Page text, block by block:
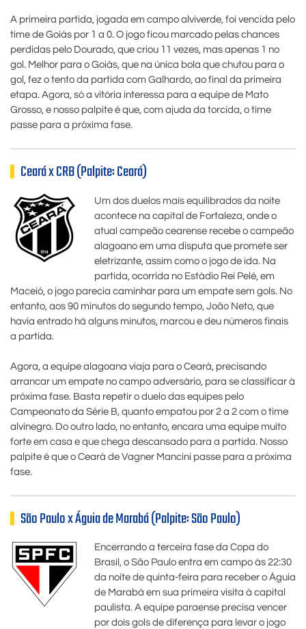
A primeira partida, jogada em campo alviverde, foi vencida pelo
time de Goiás por 1 a 0. O jogo ficou marcado pelas chances
perdidas pelo Dourado, que criou 11 vezes, mas apenas 1 no
gol. Melhor para o Goiás, que na única bola que chutou para o
gol, fez o tento da partida com Galhardo, ao final da primeira
etapa. Agora, só a vitória interessa para a equipe de Mato
Grosso, e nosso palpite é que, com ajuda da torcida, o time
passe para a próxima fase.
Ceará x CRB (Palpite: Ceará)
Um dos duelos mais equilibrados da noite
acontece na capital de Fortaleza, onde o
atual campeão cearense recebe o campeão
alagoano em uma disputa que promete ser
eletrizante, assim como o jogo de ida. Na
partida, ocorrida no Estádio Rei Pelé, em
Maceió, o jogo parecia caminhar para um empate sem gols. No
entanto, aos 90 minutos do segundo tempo, João Neto, que
havia entrado há alguns minutos, marcou e deu números finais
a partida.
Agora, a equipe alagoana viaja para o Ceará, precisando
arrancar um empate no campo adversário, para se classificar à
próxima fase. Basta repetir o duelo das equipes pelo
Campeonato da Série B, quanto empatou por 2 a 2 com o time
alvinegro. Do outro lado, no entanto, encara uma equipe muito
forte em casa e que chega descansado para a partida. Nosso
palpite é que o Ceará de Vagner Mancini passe para a próxima
fase.
São Paulo x Águia de Marabá (Palpite: São Paulo)
Encerrando a terceira fase da Copa do
Brasil, o São Paulo entra em campo às 22:30
da noite de quinta-feira para receber o Águia
de Marabá em sua primeira visita à capital
paulista. A equipe paraense precisa vencer
por dois gols de diferença para levar o jogo